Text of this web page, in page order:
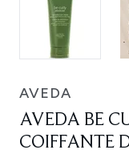
AVEDA
AVEDA BE
COIFFANTE